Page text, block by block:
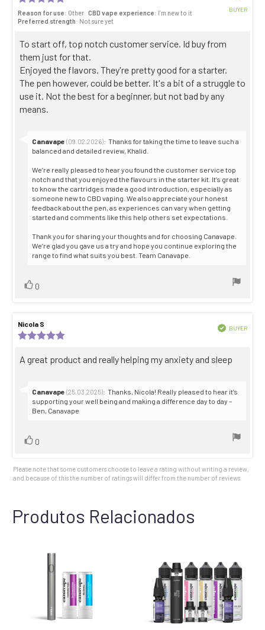
5.0
out
5
stars
Reason for use: Other CBD vape experience: I’m new to it
Preferred strength: Not sure yet
BUYER
Review
text:
To start off, top notch customer service. Id buy from
them just for that.
Enjoyed the flavors. They're pretty good for a starter.
The pen however, could be better. It's a bit of a struggle to
use it. Not the best for a beginner, but not bad by any
means.
Reply
from:
Canavape (09.02.2026): Thanks for taking the time to leave such a
balanced and detailed review, Khalid.
We’re really pleased to hear you found the customer service top
notch and that you enjoyed the flavours in the starter kit. It’s great
to know the cartridges made a good introduction, especially as
someone new to CBD vaping. We also appreciate your honest
feedback about the pen, as experiences can vary when getting
started and comments like this help others set expectations.
Thank you for sharing your thoughts and for choosing Canavape.
We’re glad you gave us a try and hope you continue exploring the
range to find what suits you best. Team Canavape.
Vote
0
Review
author:
Nicola S
date:
out
stars
BUYER
Review
A great product and really helping my anxiety and sleep
Reply
from:
Canavape (25.03.2025): Thanks, Nicola! Really pleased to hear it’s
supporting your well being and making a difference day to day –
Ben, Canavape
Vote
0
Please note that some customers choose to leave a rating without writing a review,
and because of this the number of ratings will differ from the number of reviews.
Produtos Relacionados